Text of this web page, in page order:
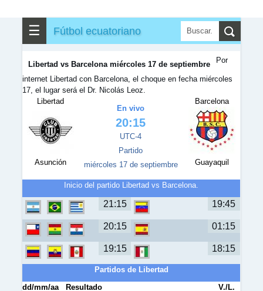
☰ Fútbol ecuatoriano
Libertad vs Barcelona miércoles 17 de septiembre Por
internet Libertad con Barcelona, el choque en fecha miércoles
17, el lugar será el Dr. Nicolás Leoz.
Libertad
Asunción
En vivo
20:15
UTC-4
Partido
miércoles 17 de septiembre
Barcelona
Guayaquil
Inicio del partido Libertad vs Barcelona.
21:15 19:45
20:15 01:15
19:15 18:15
Partidos de Libertad
dd/mm/aa
Resultado V./L.